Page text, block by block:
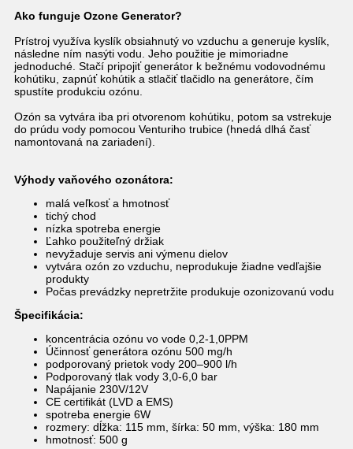
Ako funguje Ozone Generator?
Prístroj využíva kyslík obsiahnutý vo vzduchu a generuje kyslík,
následne ním nasýti vodu. Jeho použitie je mimoriadne
jednoduché. Stačí pripojiť generátor k bežnému vodovodnému
kohútiku, zapnúť kohútik a stlačiť tlačidlo na generátore, čím
spustíte produkciu ozónu.
Ozón sa vytvára iba pri otvorenom kohútiku, potom sa vstrekuje
do prúdu vody pomocou Venturiho trubice (hnedá dlhá časť
namontovaná na zariadení).
Výhody vaňového ozonátora:
malá veľkosť a hmotnosť
tichý chod
nízka spotreba energie
Ľahko použiteľný držiak
nevyžaduje servis ani výmenu dielov
vytvára ozón zo vzduchu, neprodukuje žiadne vedľajšie
produkty
Počas prevádzky nepretržite produkuje ozonizovanú vodu
Špecifikácia:
koncentrácia ozónu vo vode 0,2-1,0PPM
Účinnosť generátora ozónu 500 mg/h
podporovaný prietok vody 200–900 l/h
Podporovaný tlak vody 3,0-6,0 bar
Napájanie 230V/12V
CE certifikát (LVD a EMS)
spotreba energie 6W
rozmery: dĺžka: 115 mm, šírka: 50 mm, výška: 180 mm
hmotnosť: 500 g